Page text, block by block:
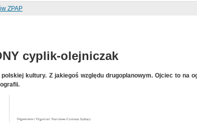
ZPAP
cyplik-olejniczak
kultury. Z jakiegoś względu drugoplanowym. Ojciec to na